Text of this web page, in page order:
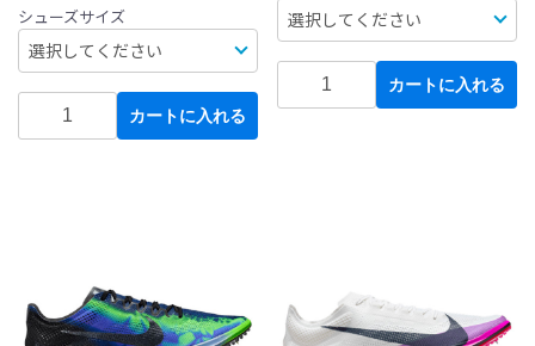
シューズサイズ
カートに入れる
カートに入れる